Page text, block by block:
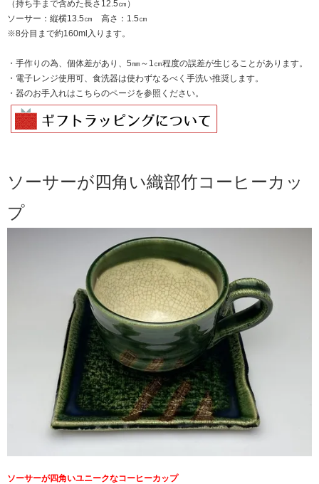
（持ち手まで含めた長さ12.5㎝）
ソーサー：縦横13.5㎝ 高さ：1.5㎝
※8分目まで約160ml入ります。
・手作りの為、個体差があり、5㎜～1㎝程度の誤差が生じることがあります。
・電子レンジ使用可、食洗器は使わずなるべく手洗い推奨します。
・器のお手入れは こちらのページを参照ください。
ソーサーが四角い織部竹コーヒーカッ
プ
ソーサーが四角いユニークなコーヒーカップ